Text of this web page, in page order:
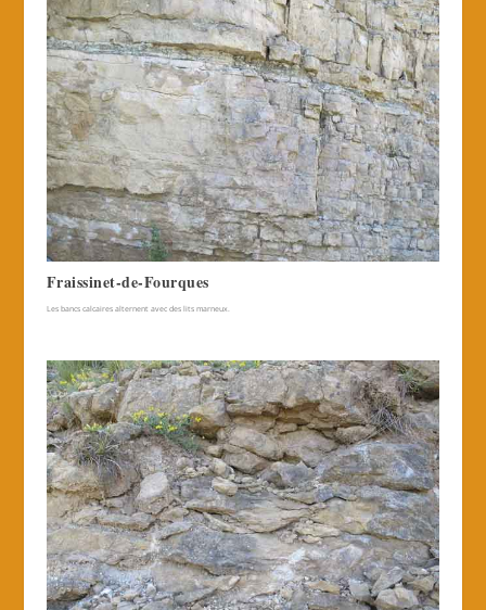
Fraissinet-de-Fourques
Les bancs calcaires alternent avec des lits marneux.